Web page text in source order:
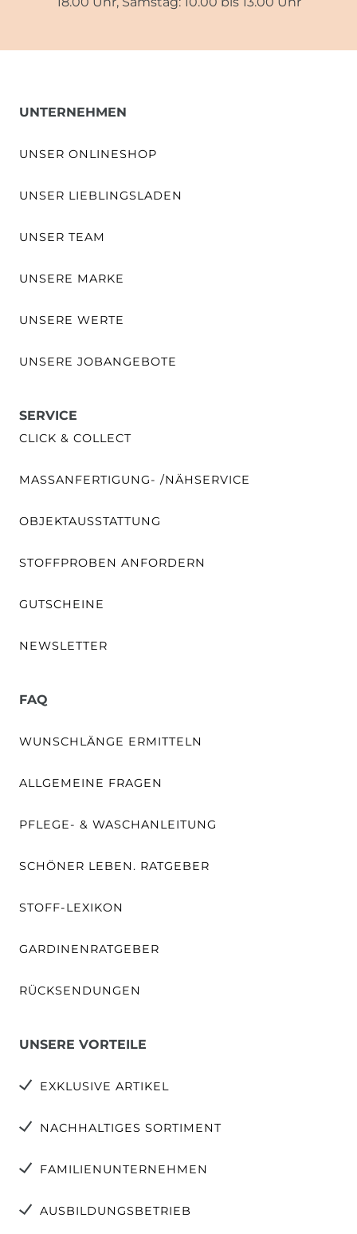
UNTERNEHMEN
UNSER ONLINESHOP
UNSER LIEBLINGSLADEN
UNSER TEAM
UNSERE MARKE
UNSERE WERTE
UNSERE JOBANGEBOTE
SERVICE
CLICK & COLLECT
MASSANFERTIGUNG- /NÄHSERVICE
OBJEKTAUSSTATTUNG
STOFFPROBEN ANFORDERN
GUTSCHEINE
NEWSLETTER
FAQ
WUNSCHLÄNGE ERMITTELN
ALLGEMEINE FRAGEN
PFLEGE- & WASCHANLEITUNG
SCHÖNER LEBEN. RATGEBER
STOFF-LEXIKON
GARDINENRATGEBER
RÜCKSENDUNGEN
UNSERE VORTEILE
EXKLUSIVE ARTIKEL
NACHHALTIGES SORTIMENT
FAMILIENUNTERNEHMEN
AUSBILDUNGSBETRIEB